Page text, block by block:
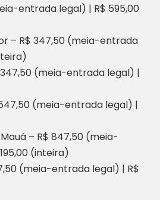
entrada legal) | R$ 595,00
– R$ 347,50 (meia-entrada
(meia-entrada legal) |
(meia-entrada legal) |
– R$ 847,50 (meia-
(inteira)
(meia-entrada legal) | R$